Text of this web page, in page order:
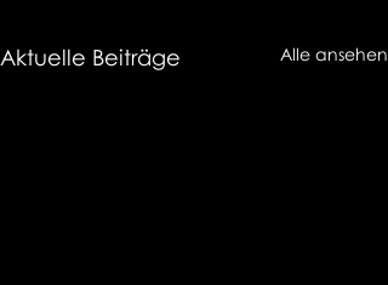
Aktuelle Beiträge Alle ansehen